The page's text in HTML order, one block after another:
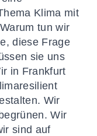
Klima mit
tun wir
diese Frage
sie uns
in Frankfurt
Wir
Wir
sind auf